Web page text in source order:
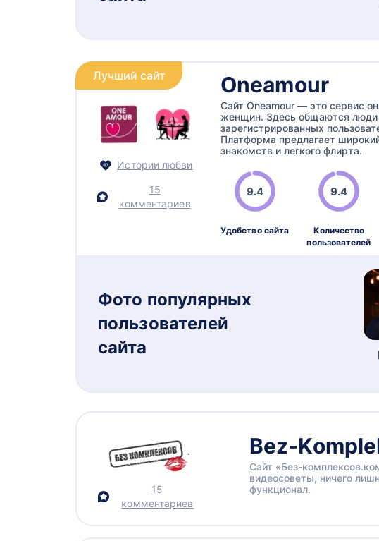
Лучший сайт
Истории любви
15
комментариев
Oneamour
Сайт Oneamour — это сервис
женщин. Здесь общаются люди
зарегистрированных
Платформа предлагает
знакомств и легкого флирта.
9.4
Удобство сайта
9.4
Количество
пользователей
Фото популярных
пользователей
сайта
15
комментариев
Bez-
Сайт «Без-
видеосоветы, ничего
функционал.